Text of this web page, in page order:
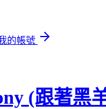
的帳號
(跟著黑